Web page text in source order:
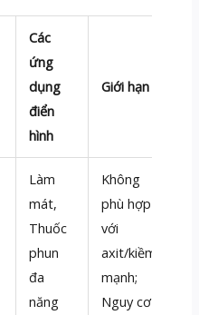
Các
ứng
dụng
điển
hình
Giới hạn
Làm
mát,
Thuốc
phun
đa
năng
Không
phù hợp
với
axit/kiềm
mạnh;
Nguy cơ